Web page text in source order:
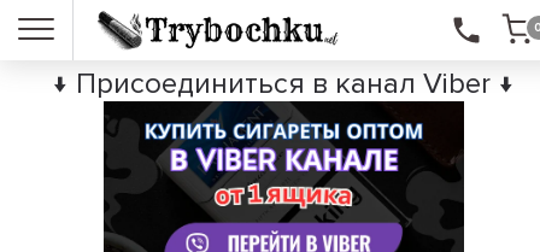
↓ Присоединиться в канал Viber ↓